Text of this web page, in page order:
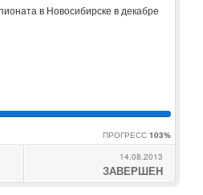
в Новосибирске в декабре
ПРОГРЕСС 103%
14.08.2013
ЗАВЕРШЕН